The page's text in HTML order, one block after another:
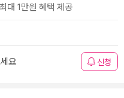
대 1만원 혜택 제공
요 신청